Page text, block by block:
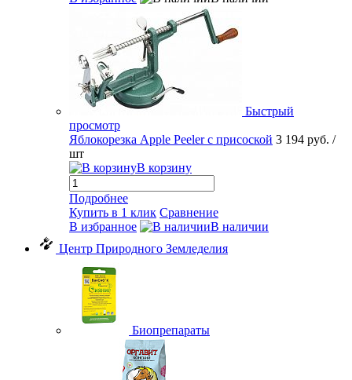
Быстрый
просмотр
Яблокорезка Apple Peeler с присоской 3 194 руб. /
шт
В корзину
Подробнее
Купить в 1 клик Сравнение
В избранное
В наличии
Центр Природного Земледелия
Биопрепараты